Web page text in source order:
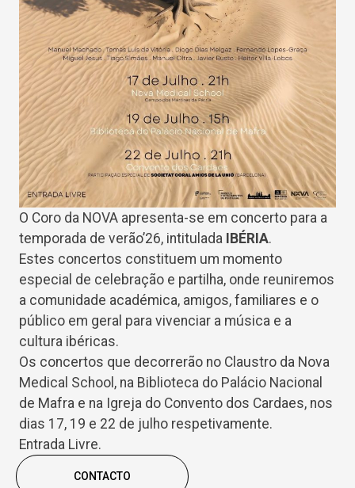
O Coro da NOVA apresenta-se em concerto para a
temporada de verão’26, intitulada IBÉRIA.
Estes concertos constituem um momento
especial de celebração e partilha, onde reuniremos
a comunidade académica, amigos, familiares e o
público em geral para vivenciar a música e a
cultura ibéricas.
Os concertos que decorrerão no Claustro da Nova
Medical School, na Biblioteca do Palácio Nacional
de Mafra e na Igreja do Convento dos Cardaes, nos
dias 17, 19 e 22 de julho respetivamente.
Entrada Livre.
CONTACTO